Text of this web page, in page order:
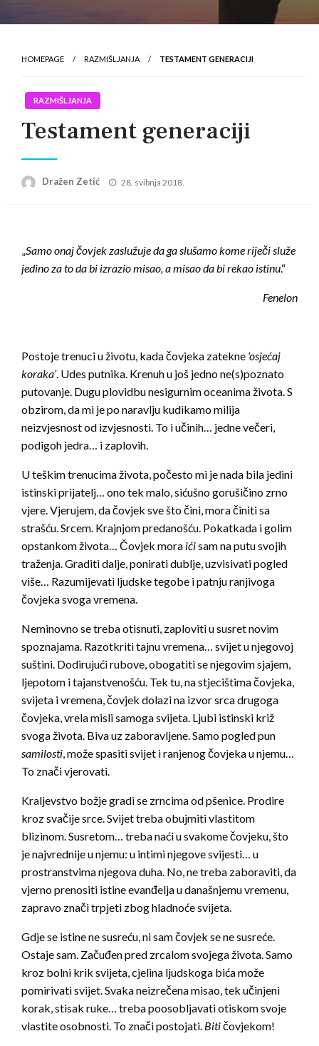
HOMEPAGE RAZMIŠLJANJA TESTAMENT GENERACIJI
RAZMIŠLJANJA
Testament generaciji
Dražen Zetić
Posted
28. svibnja 2018.
„Samo onaj čovjek zaslužuje da ga slušamo kome riječi služe
jedino za to da bi izrazio misao, a misao da bi rekao istinu.“
Fenelon
Postoje trenuci u životu, kada čovjeka zatekne ‘osjećaj
koraka’. Udes putnika. Krenuh u još jedno ne(s)poznato
putovanje. Dugu plovidbu nesigurnim oceanima života. S
obzirom, da mi je po naravlju kudikamo milija
neizvjesnost od izvjesnosti. To i učinih… jedne večeri,
podigoh jedra… i zaplovih.
U teškim trenucima života, počesto mi je nada bila jedini
istinski prijatelj… ono tek malo, sićušno gorušičino zrno
vjere. Vjerujem, da čovjek sve što čini, mora činiti sa
strašću. Srcem. Krajnjom predanošću. Pokatkada i golim
opstankom života… Čovjek mora ićisam na putu svojih
traženja. Graditi dalje, ponirati dublje, uzvisivati pogled
više… Razumijevati ljudske tegobe i patnju ranjivoga
čovjeka svoga vremena.
Neminovno se treba otisnuti, zaploviti u susret novim
spoznajama. Razotkriti tajnu vremena… svijet u njegovoj
suštini. Dodirujući rubove, obogatiti se njegovim sjajem,
ljepotom i tajanstvenošću. Tek tu, na stjecištima čovjeka,
svijeta i vremena, čovjek dolazi na izvor srca drugoga
čovjeka, vrela misli samoga svijeta. Ljubi istinski križ
svoga života. Biva uz zaboravljene. Samo pogled pun
samilosti, može spasiti svijet i ranjenog čovjeka u njemu…
To znači vjerovati.
Kraljevstvo božje gradi se zrncima od pšenice. Prodire
kroz svačije srce. Svijet treba obujmiti vlastitom
blizinom. Susretom… treba naći u svakome čovjeku, što
je najvrednije u njemu: u intimi njegove svijesti… u
prostranstvima njegova duha. No, ne treba zaboraviti, da
vjerno prenositi istine evanđelja u današnjemu vremenu,
zapravo znači trpjeti zbog hladnoće svijeta.
Gdje se istine ne susreću, ni sam čovjek se ne susreće.
Ostaje sam. Začuđen pred zrcalom svojega života. Samo
kroz bolni krik svijeta, cjelina ljudskoga bića može
pomirivati svijet. Svaka neizrečena misao, tek učinjeni
korak, stisak ruke… treba poosobljavati otiskom svoje
vlastite osobnosti. To znači postojati. Bitičovjekom!